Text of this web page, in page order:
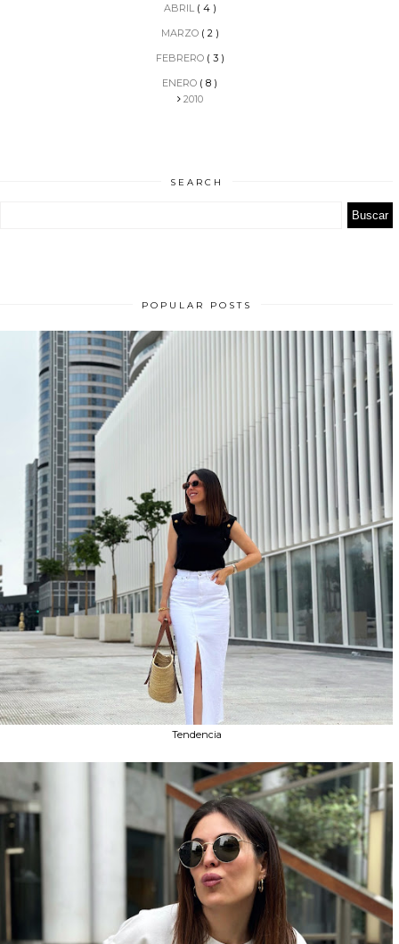
ABRIL ( 4 )
MARZO ( 2 )
FEBRERO ( 3 )
ENERO ( 8 )
2010
SEARCH
POPULAR POSTS
Tendencia